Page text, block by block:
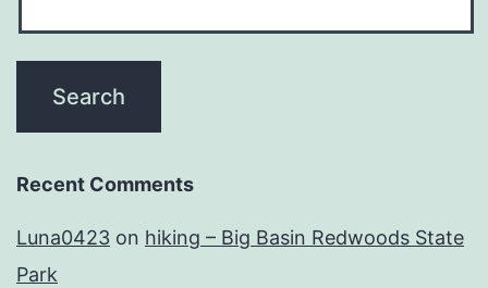
Recent Comments
Luna0423 on hiking – Big Basin Redwoods State
Park